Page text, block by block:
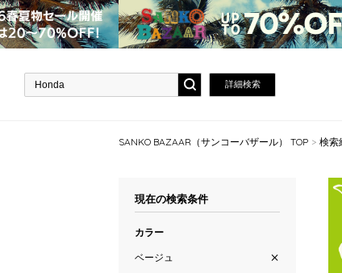
詳細検索
SANKO BAZAAR（サンコーバザール） TOP 検索
現在の検索条件
カラー
ベージュ